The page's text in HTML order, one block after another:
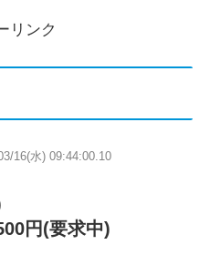
リンク
16(水) 09:44:00.10
円(要求中)